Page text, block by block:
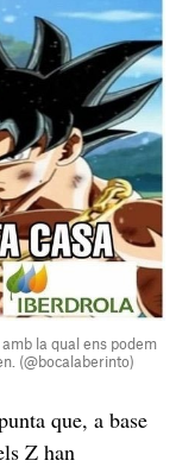
la qual ens podem
(@bocalaberinto)
que, a base
Z han